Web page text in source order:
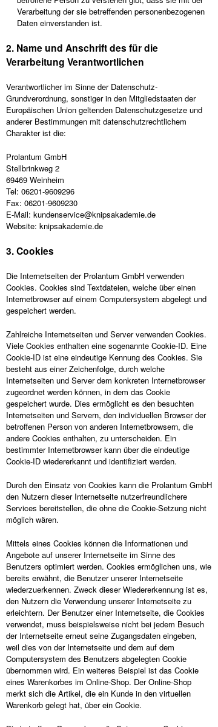
Verarbeitung der sie betreffenden personenbezogenen
Daten einverstanden ist.
2. Name und Anschrift des für die
Verarbeitung Verantwortlichen
Verantwortlicher im Sinne der Datenschutz-
Grundverordnung, sonstiger in den Mitgliedstaaten der
Europäischen Union geltenden Datenschutzgesetze und
anderer Bestimmungen mit datenschutzrechtlichem
Charakter ist die:
Prolantum GmbH
Stellbrinkweg 2
69469 Weinheim
Tel: 06201-9609296
Fax: 06201-9609230
E-Mail: kundenservice@knipsakademie.de
Website: knipsakademie.de
3. Cookies
Die Internetseiten der Prolantum GmbH verwenden
Cookies. Cookies sind Textdateien, welche über einen
Internetbrowser auf einem Computersystem abgelegt und
gespeichert werden.
Zahlreiche Internetseiten und Server verwenden Cookies.
Viele Cookies enthalten eine sogenannte Cookie-ID. Eine
Cookie-ID ist eine eindeutige Kennung des Cookies. Sie
besteht aus einer Zeichenfolge, durch welche
Internetseiten und Server dem konkreten Internetbrowser
zugeordnet werden können, in dem das Cookie
gespeichert wurde. Dies ermöglicht es den besuchten
Internetseiten und Servern, den individuellen Browser der
betroffenen Person von anderen Internetbrowsern, die
andere Cookies enthalten, zu unterscheiden. Ein
bestimmter Internetbrowser kann über die eindeutige
Cookie-ID wiedererkannt und identifiziert werden.
Durch den Einsatz von Cookies kann die Prolantum GmbH
den Nutzern dieser Internetseite nutzerfreundlichere
Services bereitstellen, die ohne die Cookie-Setzung nicht
möglich wären.
Mittels eines Cookies können die Informationen und
Angebote auf unserer Internetseite im Sinne des
Benutzers optimiert werden. Cookies ermöglichen uns, wie
bereits erwähnt, die Benutzer unserer Internetseite
wiederzuerkennen. Zweck dieser Wiedererkennung ist es,
den Nutzern die Verwendung unserer Internetseite zu
erleichtern. Der Benutzer einer Internetseite, die Cookies
verwendet, muss beispielsweise nicht bei jedem Besuch
der Internetseite erneut seine Zugangsdaten eingeben,
weil dies von der Internetseite und dem auf dem
Computersystem des Benutzers abgelegten Cookie
übernommen wird. Ein weiteres Beispiel ist das Cookie
eines Warenkorbes im Online-Shop. Der Online-Shop
merkt sich die Artikel, die ein Kunde in den virtuellen
Warenkorb gelegt hat, über ein Cookie.